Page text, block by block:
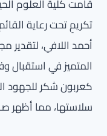
قامت كلية العلوم
تكريمٍ تحت رعاية
أحمد اللافي،
المتميز في استقبال
كعربون شكر للجهود
سلاستها، مما أظهر